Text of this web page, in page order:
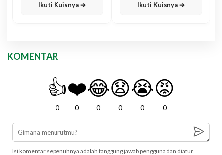
Ikuti Kuisnya ➔ Ikuti Kuisnya ➔
KOMENTAR
👍
0
❤️
0
😂
0
😧
0
😭
0
😡
0
Isi komentar sepenuhnya adalah tanggung jawab pengguna dan diatur